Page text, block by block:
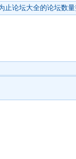
止论坛大全的论坛数